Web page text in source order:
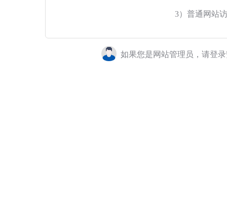
3）普通网站
如果您是网站管理员，请登